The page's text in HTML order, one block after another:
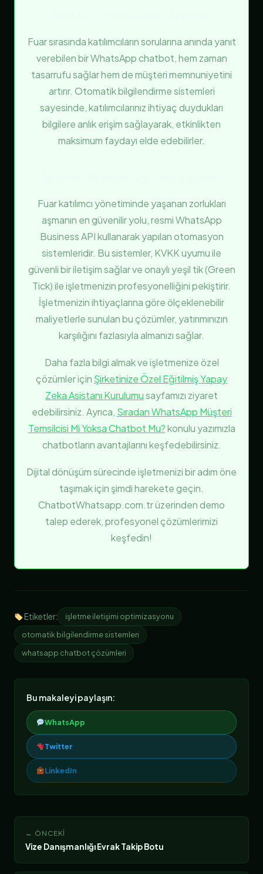
Fuar sırasında katılımcıların sorularına anında yanıt
verebilen bir WhatsApp chatbot, hem zaman
tasarrufu sağlar hem de müşteri memnuniyetini
artırır. Otomatik bilgilendirme sistemleri
sayesinde, katılımcılarınız ihtiyaç duydukları
bilgilere anlık erişim sağlayarak, etkinlikten
maksimum faydayı elde edebilirler.
Fuar katılımcı yönetiminde yaşanan zorlukları
aşmanın en güvenilir yolu, resmi WhatsApp
Business API kullanarak yapılan otomasyon
sistemleridir. Bu sistemler, KVKK uyumu ile
güvenli bir iletişim sağlar ve onaylı yeşil tik (Green
Tick) ile işletmenizin profesyonelliğini pekiştirir.
İşletmenizin ihtiyaçlarına göre ölçeklenebilir
maliyetlerle sunulan bu çözümler, yatırımınızın
karşılığını fazlasıyla almanızı sağlar.
Daha fazla bilgi almak ve işletmenize özel
çözümler için Şirketinize Özel Eğitilmiş Yapay
Zeka Asistanı Kurulumusayfamızı ziyaret
edebilirsiniz. Ayrıca, Sıradan WhatsApp Müşteri
Temsilcisi Mi Yoksa Chatbot Mu?konulu yazımızla
chatbotların avantajlarını keşfedebilirsiniz.
Dijital dönüşüm sürecinde işletmenizi bir adım öne
taşımak için şimdi harekete geçin.
ChatbotWhatsapp.com.tr üzerinden demo
talep ederek, profesyonel çözümlerimizi
keşfedin!
Etiketler:
işletme iletişimi optimizasyonu
otomatik bilgilendirme sistemleri
whatsapp chatbot çözümleri
Bu makaleyi paylaşın:
WhatsApp
Twitter
LinkedIn
← ÖNCEKI
Vize Danışmanlığı Evrak Takip Botu